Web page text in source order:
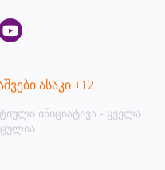
ასაკი +12
ინიციატივა - ყველა